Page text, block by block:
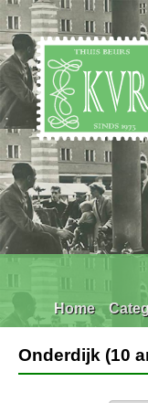
Home
Onderdijk (10